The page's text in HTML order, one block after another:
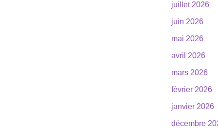
juillet 2026
juin 2026
mai 2026
avril 2026
mars 2026
février 2026
janvier 2026
décembre